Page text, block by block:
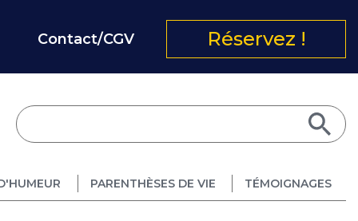
Contact/CGV Réservez !
PARENTHÈSES DE VIE TÉMOIGNAGES